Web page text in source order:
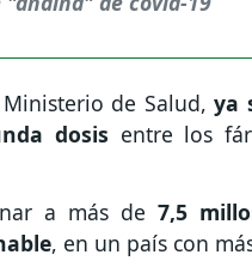
de Salud, ya
dosis entre los
a más de 7,5
, en un país con